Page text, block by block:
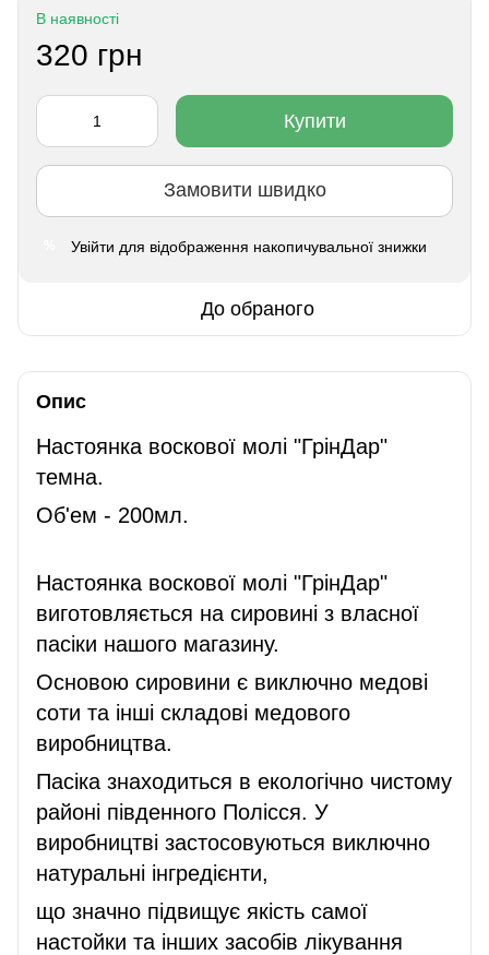
В наявності
320 грн
Купити
Замовити швидко
Увійти для відображення накопичувальної знижки
До обраного
Опис
Настоянка воскової молі "ГрінДар"
темна.
Об'ем - 200мл.
Настоянка воскової молі "ГрінДар"
виготовляється на сировині з власної
пасіки нашого магазину.
Основою сировини є виключно медові
соти та інші складові медового
виробництва.
Пасіка знаходиться в екологічно чистому
районі південного Полісся. У
виробництві застосовуються виключно
натуральні інгредієнти,
що значно підвищує якість самої
настойки та інших засобів лікування